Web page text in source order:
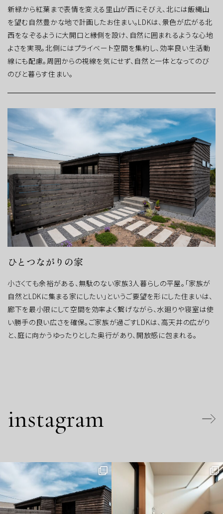
新緑から紅葉まで表情を変える里山が西にそびえ、北には飯縄山
を望む自然豊かな地で計画したお住まい。LDKは、景色が広がる北
西をなぞるように大開口と縁側を設け、自然に囲まれるような心地
よさを実現。北側にはプライベート空間を集約し、効率良い生活動
線にも配慮。周囲からの視線を気にせず、自然と一体となってのび
のびと暮らす住まい。
ひとつながりの家
小さくても余裕がある、無駄のない家族3人暮らしの平屋。「家族が
自然とLDKに集まる家にしたい」というご要望を形にした住まいは、
廊下を最小限にして空間を効率よく繋げながら、水廻りや寝室は使
い勝手の良い広さを確保。ご家族が過ごすLDKは、高天井の広がり
と、庭に向かうゆったりとした奥行があり、開放感に包まれる。
instagram